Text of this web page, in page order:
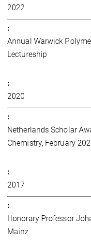
2022
Annual Warwick
Lectureship
2020
Netherlands Scholar
Chemistry, February
2017
Honorary Professor
Mainz